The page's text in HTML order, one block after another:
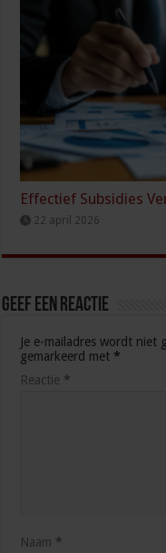
Effectief Subsidies
22 april 2026
Geef een reactie
Je e-mailadres wordt niet
gemarkeerd met *
Reactie *
Naam *